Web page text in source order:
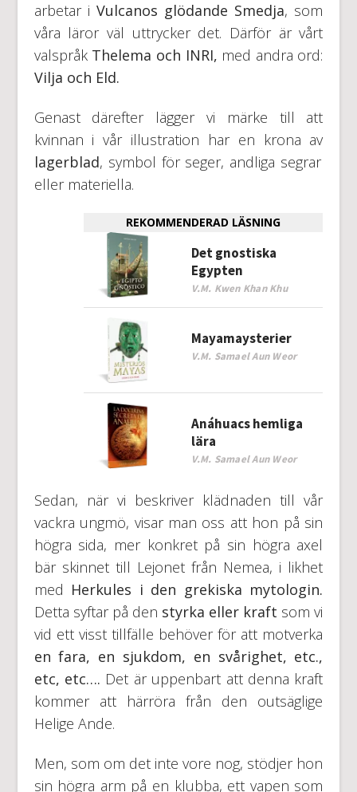
arbetar i Vulcanos glödande Smedja, som
våra läror väl uttrycker det. Därför är vårt
valspråk Thelema och INRI, med andra ord:
Vilja och Eld.
Genast därefter lägger vi märke till att
kvinnan i vår illustration har en krona av
lagerblad, symbol för seger, andliga segrar
eller materiella.
REKOMMENDERAD LÄSNING
Det gnostiska
Egypten
V.M. Kwen Khan Khu
Mayamaysterier
V.M. Samael Aun Weor
Anáhuacs hemliga
lära
V.M. Samael Aun Weor
Sedan, när vi beskriver klädnaden till vår
vackra ungmö, visar man oss att hon på sin
högra sida, mer konkret på sin högra axel
bär skinnet till Lejonet från Nemea, i likhet
med Herkules i den grekiska mytologin.
Detta syftar på den styrka eller kraft som vi
vid ett visst tillfälle behöver för att motverka
en fara, en sjukdom, en svårighet, etc.,
etc, etc…. Det är uppenbart att denna kraft
kommer att härröra från den outsäglige
Helige Ande.
Men, som om det inte vore nog, stödjer hon
sin högra arm på en klubba, ett vapen som